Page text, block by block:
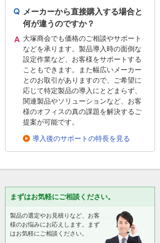
メーカーから直接購入する場合と
何が違うのですか？
大塚商会でも価格のご相談やサポート
などを承ります。製品導入時の面倒な
設定作業など、お客様をサポートする
こともできます。また幅広いメーカー
とのお取引がありますので、ご希望に
応じて特定製品の導入にとどまらず、
関連製品やソリューションなど、お客
様のオフィスの真の課題を解決するご
提案が可能です。
導入後のサポートの特長を見る
まずはお気軽にご相談ください。
製品の選定やお見積りなど、お客
様のお悩みにお応えします。まず
はお気軽にご相談ください。